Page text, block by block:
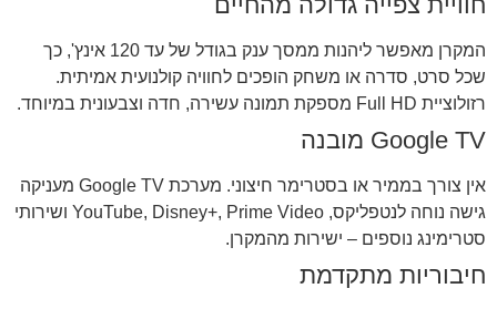
המקרן מאפשר ליהנות ממסך ענק בגודל של עד 120 אינץ', כך
שכל סרט, סדרה או משחק הופכים לחוויה קולנועית אמיתית.
רזולוציית Full HD מספקת תמונה עשירה, חדה וצבעונית במיוחד.
Google TV מובנה
אין צורך בממיר או בסטרימר חיצוני. מערכת Google TV מעניקה
גישה נוחה לנטפליקס, YouTube, Disney+, Prime Video ושירותי
סטרימינג נוספים – ישירות מהמקרן.
חיבוריות מתקדמת